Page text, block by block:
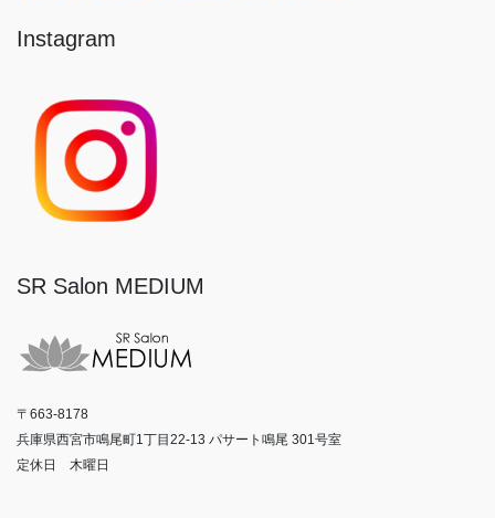
Instagram
SR Salon MEDIUM
〒663-8178
兵庫県西宮市鳴尾町1丁目22-13 パサート鳴尾 301号室
定休日 木曜日